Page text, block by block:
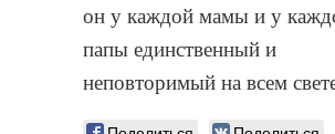
он у каждой мамы и у
папы единственный и
неповторимый на всем